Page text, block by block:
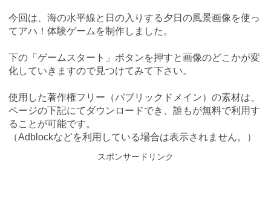
今回は、海の水平線と日の入りする夕日の風景画像を使っ
てアハ！体験ゲームを制作しました。
下の「ゲームスタート」ボタンを押すと画像のどこかが変
化していきますので見つけてみて下さい。
使用した著作権フリー（パブリックドメイン）の素材は、
ページの下記にてダウンロードでき、誰もが無料で利用す
ることが可能です。
（Adblockなどを利用している場合は表示されません。）
スポンサードリンク